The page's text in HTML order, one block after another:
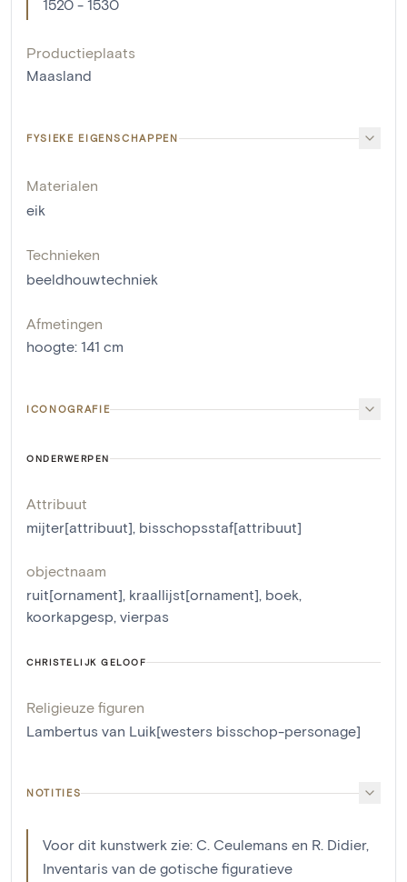
1520 - 1530
Productieplaats
Maasland
FYSIEKE EIGENSCHAPPEN
Materialen
eik
Technieken
beeldhouwtechniek
Afmetingen
hoogte: 141 cm
ICONOGRAFIE
ONDERWERPEN
Attribuut
mijter[attribuut], bisschopsstaf[attribuut]
objectnaam
ruit[ornament], kraallijst[ornament], boek,
koorkapgesp, vierpas
CHRISTELIJK GELOOF
Religieuze figuren
Lambertus van Luik[westers bisschop-personage]
NOTITIES
Voor dit kunstwerk zie: C. Ceulemans en R. Didier,
Inventaris van de gotische figuratieve